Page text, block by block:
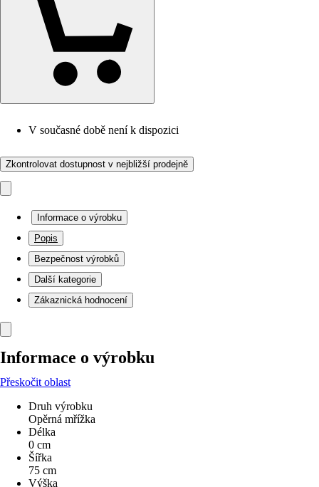
V současné době není k dispozici
Zkontrolovat dostupnost v nejbližší prodejně
Informace o výrobku
Popis
Bezpečnost výrobků
Další kategorie
Zákaznická hodnocení
Informace o výrobku
Přeskočit oblast
Druh výrobku
Opěrná mřížka
Délka
0 cm
Šířka
75 cm
Výška